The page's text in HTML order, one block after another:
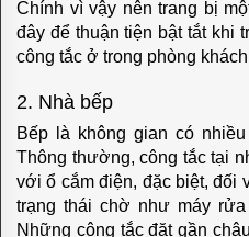
MARCO
PROVENCE
SANREMO
SMALTO
ITALIANO
Chính vì vậy nên trang bị
đây để thuận tiện bật tắt khi
công tắc ở trong phòng
2. Nhà bếp
Bếp là không gian có
Thông thường, công tắc tại
với ổ cắm điện, đặc biệt, đối
trạng thái chờ như máy
Những công tắc đặt gần